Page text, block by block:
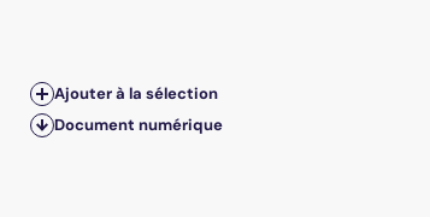
Ajouter à la sélection
Document numérique